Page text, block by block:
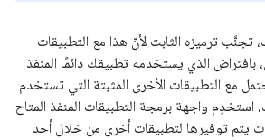
تجنَّب ترميزه الثابت لأنّ هذا مع التطبيقات
بافتراض الذي يستخدمه تطبيقك دائمًا المنفذ
مع التطبيقات الأخرى المثبتة التي تستخدم
استخدِم واجهة برمجة التطبيقات المنفذ المتاح
يتم توفيرها لتطبيقات أخرى من خلال أحد